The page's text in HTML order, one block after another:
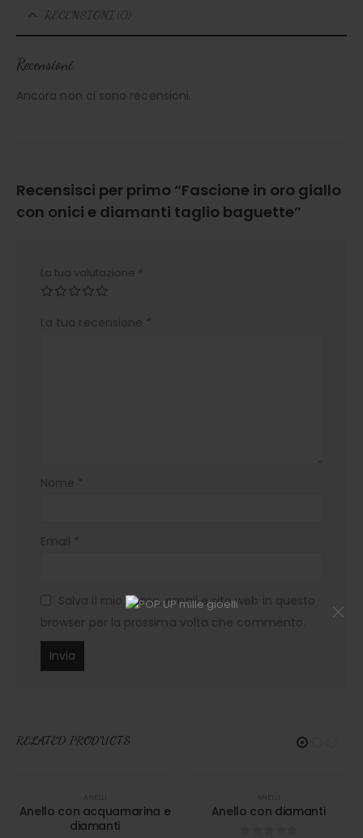
RECENSIONI (0)
Recensioni
Ancora non ci sono recensioni.
Recensisci per primo “Fascione in oro giallo
con onici e diamanti taglio baguette”
La tua valutazione *
La tua recensione *
Nome *
Email *
Salva il mio nome, email e sito web in questo
browser per la prossima volta che commento.
RELATED PRODUCTS
Anello con acquamarina e
diamanti
Anello con diamanti